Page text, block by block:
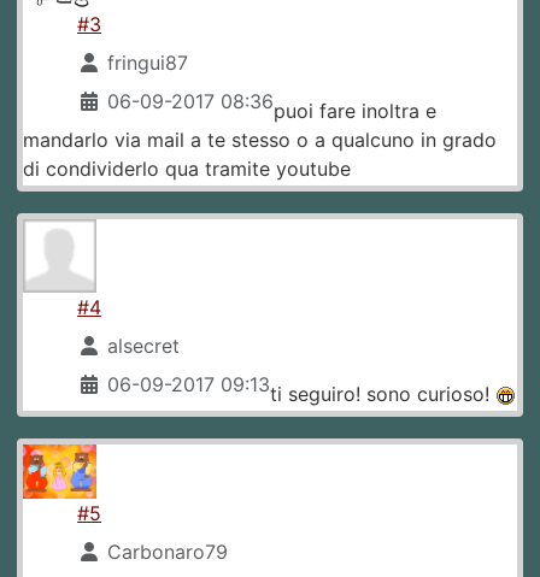
#3
fringui87
06-09-2017 08:36puoi fare inoltra e
mandarlo via mail a te stesso o a qualcuno in grado
di condividerlo qua tramite youtube
#4
alsecret
06-09-2017 09:13ti seguiro! sono curioso!
#5
Carbonaro79